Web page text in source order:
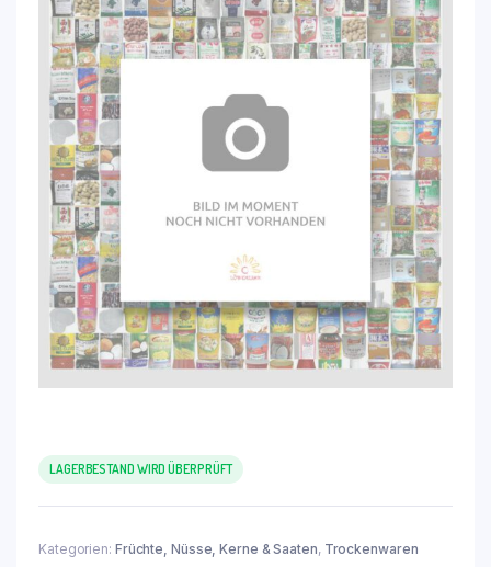
LAGERBESTAND WIRD ÜBERPRÜFT
Kategorien: Früchte, Nüsse, Kerne & Saaten, Trockenwaren